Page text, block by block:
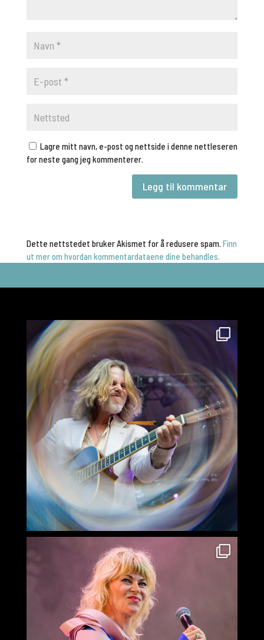
Lagre mitt navn, e-post og nettside i denne nettleseren
for neste gang jeg kommenterer.
Dette nettstedet bruker Akismet for å redusere spam. Finn
ut mer om hvordan kommentardataene dine behandles.